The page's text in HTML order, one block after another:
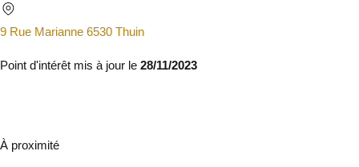
9 Rue Marianne 6530 Thuin
Point d'intérêt mis à jour le 28/11/2023
À proximité